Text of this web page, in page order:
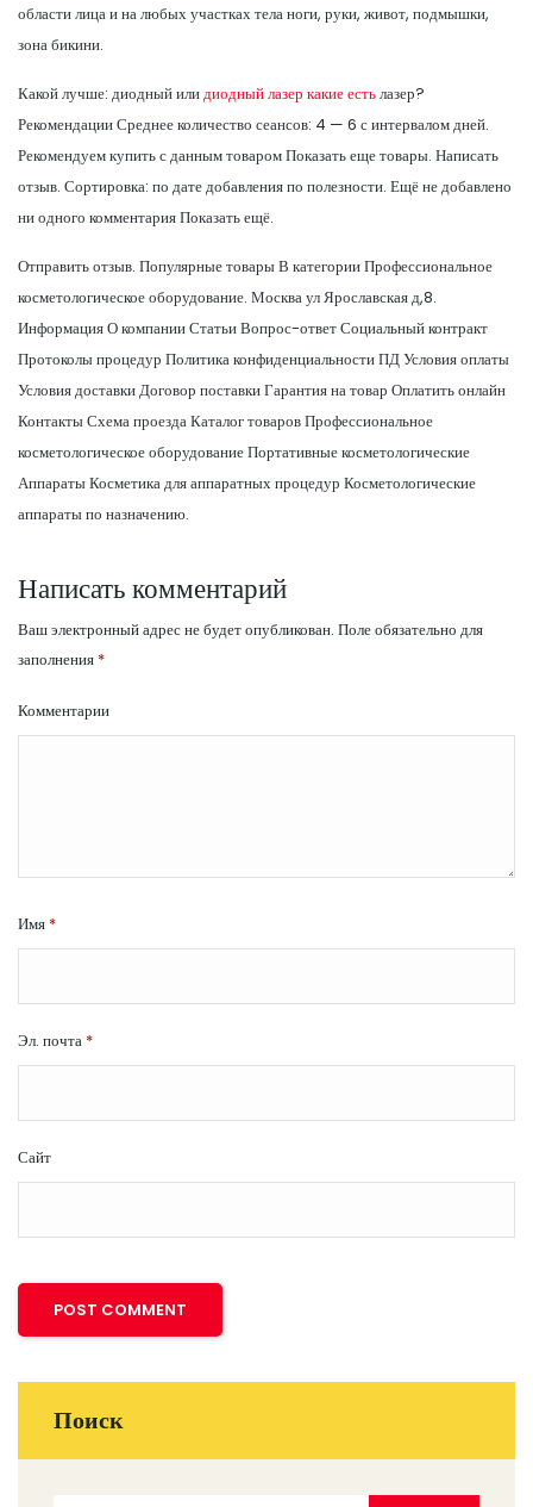
области лица и на любых участках тела ноги, руки, живот, подмышки,
зона бикини.
Какой лучше: диодный илидиодный лазер какие естьлазер?
Рекомендации Среднее количество сеансов: 4 — 6 с интервалом дней.
Рекомендуем купить с данным товаром Показать еще товары. Написать
отзыв. Сортировка: по дате добавления по полезности. Ещё не добавлено
ни одного комментария Показать ещё.
Отправить отзыв. Популярные товары В категории Профессиональное
косметологическое оборудование. Москва ул Ярославская д,8.
Информация О компании Статьи Вопрос-ответ Социальный контракт
Протоколы процедур Политика конфиденциальности ПД Условия оплаты
Условия доставки Договор поставки Гарантия на товар Оплатить онлайн
Контакты Схема проезда Каталог товаров Профессиональное
косметологическое оборудование Портативные косметологические
Аппараты Косметика для аппаратных процедур Косметологические
аппараты по назначению.
Написать комментарий
Ваш электронный адрес не будет опубликован. Поле обязательно для
заполнения *
Комментарии
Имя *
Эл. почта *
Сайт
Поиск